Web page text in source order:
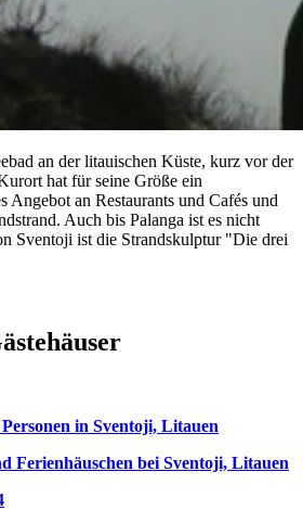
an der litauischen Küste, kurz vor der
hat für seine Größe ein
Angebot an Restaurants und Cafés und
Auch bis Palanga ist es nicht
Sventoji ist die Strandskulptur "Die drei
in Sventoji, Litauen
Ferienhäuschen bei Sventoji, Litauen